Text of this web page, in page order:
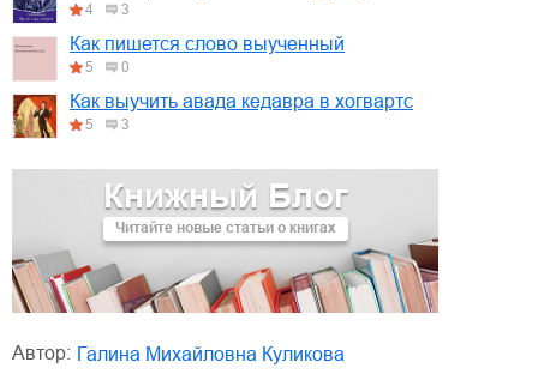
Книжный Блог
Читайте новые статьи о книгах
4 3
Как пишется слово выученный
5 0
Как выучить авада кедавра в хогвартс
5 3
Автор:
Галина Михайловна Куликова